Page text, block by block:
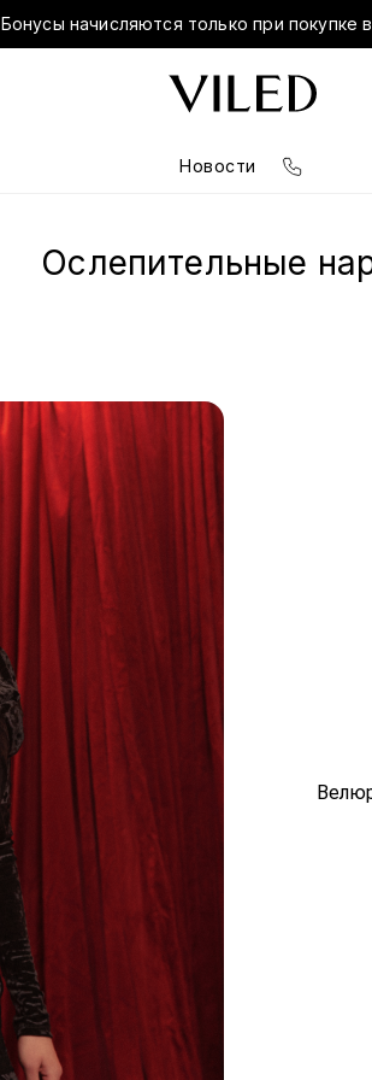
Бонусы начисляются только при покупке
Новости
Ослепительные